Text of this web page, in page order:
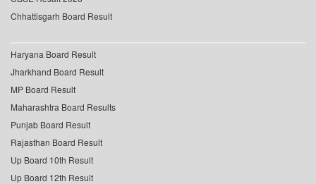
Chhattisgarh Board Result
Haryana Board Result
Jharkhand Board Result
MP Board Result
Maharashtra Board Results
Punjab Board Result
Rajasthan Board Result
Up Board 10th Result
Up Board 12th Result